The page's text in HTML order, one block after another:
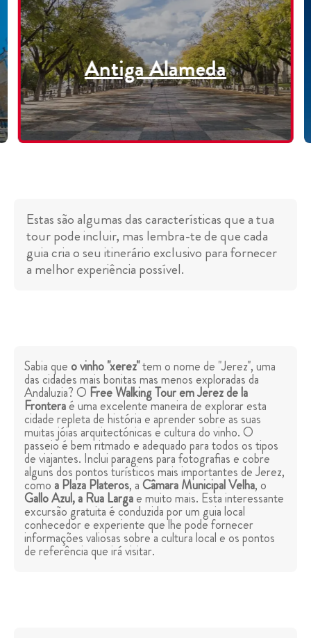
Antiga Alameda
Estas são algumas das características que a tua
tour pode incluir, mas lembra-te de que cada
guia cria o seu itinerário exclusivo para fornecer
a melhor experiência possível.
Sabia queo vinho "xerez"tem o nome de "Jerez", uma
das cidades mais bonitas mas menos exploradas da
Andaluzia? O Free Walking Tour em Jerez de la
Fronteraé uma excelente maneira de explorar esta
cidade repleta de história e aprender sobre as suas
muitas jóias arquitectónicas e cultura do vinho. O
passeio é bem ritmado e adequado para todos os tipos
de viajantes. Inclui paragens para fotografias e cobre
alguns dos pontos turísticos mais importantes de Jerez,
como a Plaza Plateros, aCâmara Municipal Velha, o
Gallo Azul, a Rua Largae muito mais. Esta interessante
excursão gratuita é conduzida por um guia local
conhecedor e experiente que lhe pode fornecer
informações valiosas sobre a cultura local e os pontos
de referência que irá visitar.